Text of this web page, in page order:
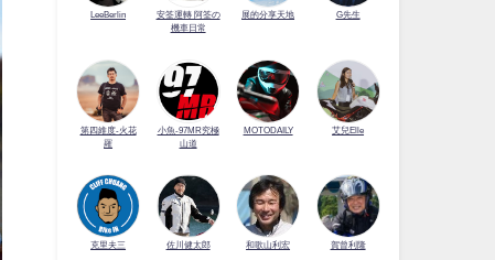
LeeBerlin
安筌運轉 阿筌の
機車日常
展的分享天地 G先生
第四維度-火花
羅
小魚-97MR究極
山道
MOTODAILY 艾兒Elle
克里夫三 佐川健太郎 和歌山利宏 賀曾利隆